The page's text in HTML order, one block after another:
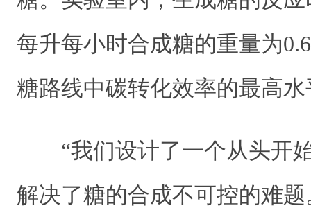
每升每小时合成糖的重量为
糖路线中碳转化效率的最高水
“我们设计了一个从头开
解决了糖的合成不可控的难